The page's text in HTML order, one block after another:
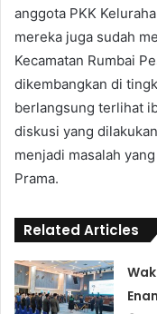
anggota PKK
mereka juga sudah
Kecamatan Rumbai
dikembangkan di
berlangsung terlihat
diskusi yang
menjadi masalah
Prama.
Related Articles